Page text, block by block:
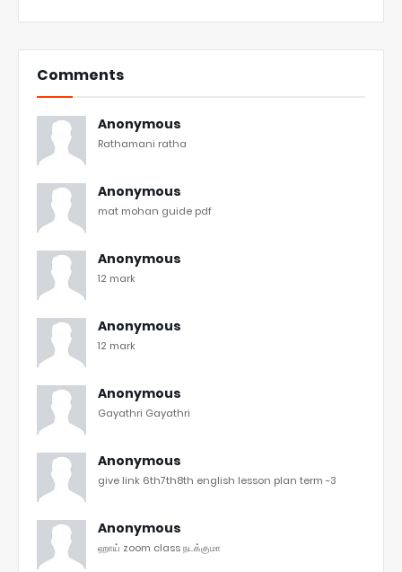
Comments
Anonymous
Rathamani ratha
Anonymous
mat mohan guide pdf
Anonymous
12 mark
Anonymous
12 mark
Anonymous
Gayathri Gayathri
Anonymous
give link 6th7th8th english lesson plan term -3
Anonymous
ஹாய் zoom class நடக்குமா